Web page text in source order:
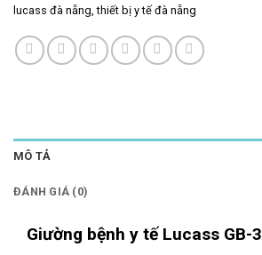
lucass đà nẵng,thiết bị y tế đà nẵng
MÔ TẢ
ĐÁNH GIÁ (0)
Giường bệnh y tế Lucass GB-